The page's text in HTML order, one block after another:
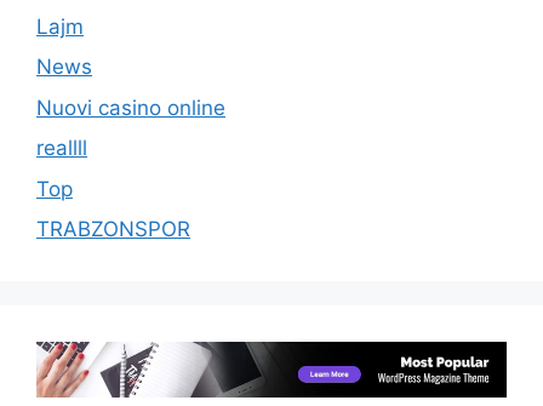
Lajm
News
Nuovi casino online
reallll
Top
TRABZONSPOR